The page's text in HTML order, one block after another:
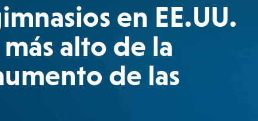
en EE.UU.
alto de la
de las